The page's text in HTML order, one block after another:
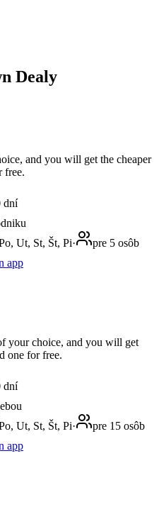
Dealy
and you will get the cheaper
free.
dní
Ut, St, Št, Pi·
pre 5 osôb
app
your choice, and you will get
one for free.
dní
Ut, St, Št, Pi·
pre 15 osôb
app